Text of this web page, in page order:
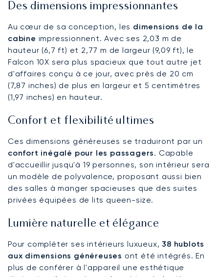
Des dimensions impressionnantes
Au cœur de sa conception, les dimensions de la
cabine impressionnent. Avec ses 2,03 m de
hauteur (6,7 ft) et 2,77 m de largeur (9,09 ft), le
Falcon 10X sera plus spacieux que tout autre jet
d'affaires conçu à ce jour, avec près de 20 cm
(7,87 inches) de plus en largeur et 5 centimètres
(1,97 inches) en hauteur.
Confort et flexibilité ultimes
Ces dimensions généreuses se traduiront par un
confort inégalé pour les passagers. Capable
d'accueillir jusqu'à 19 personnes, son intérieur sera
un modèle de polyvalence, proposant aussi bien
des salles à manger spacieuses que des suites
privées équipées de lits queen-size.
Lumière naturelle et élégance
Pour compléter ses intérieurs luxueux, 38 hublots
aux dimensions généreuses ont été intégrés. En
plus de conférer à l'appareil une esthétique